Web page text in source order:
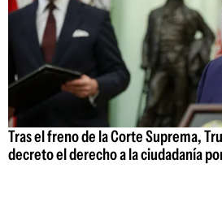
Tras el freno de la Corte Suprema,
decreto el derecho a la ciudadanía